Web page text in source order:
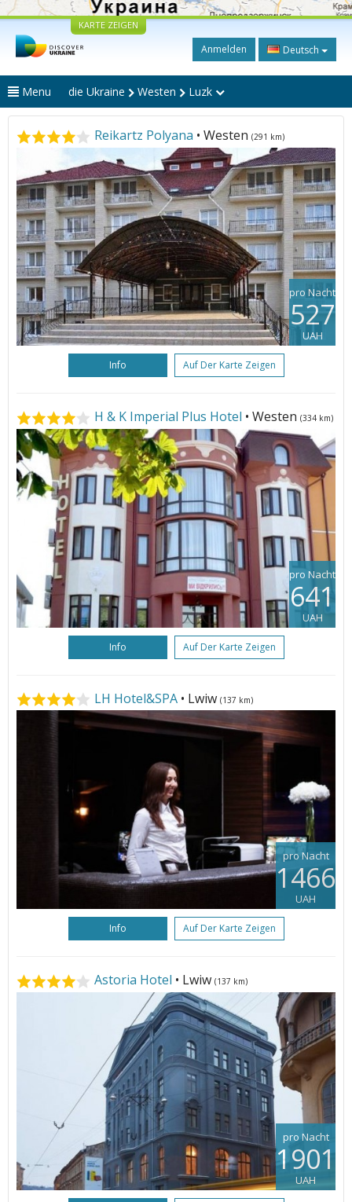
KARTE ZEIGEN
Anmelden Deutsch
Menu die Ukraine Westen Luzk
Reikartz Polyana • Westen (291 km)
pro Nacht
527
UAH
Info Auf Der Karte Zeigen
H & K Imperial Plus Hotel • Westen (334 km)
pro Nacht
641
UAH
Info Auf Der Karte Zeigen
LH Hotel&SPA • Lwiw (137 km)
pro Nacht
1466
UAH
Info Auf Der Karte Zeigen
Astoria Hotel • Lwiw (137 km)
pro Nacht
1901
UAH